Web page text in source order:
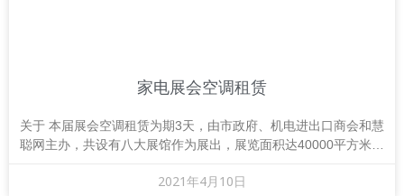
家电展会空调租赁
关于 本届展会空调租赁为期3天，由市政府、机电进出口商会和慧
聪网主办，共设有八大展馆作为展出，展览面积达40000平方米，
2021年4月10日